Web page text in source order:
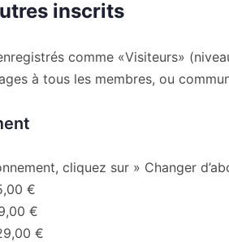
inscrits
comme «Visiteurs»
à tous les membres, ou
cliquez sur » Changer
€
€
€